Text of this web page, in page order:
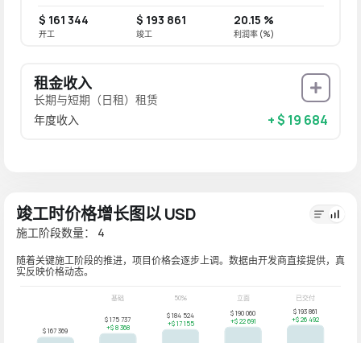
$ 161 344
开工
$ 193 861
竣工
20.15 %
利润率 (%)
租金收入
长期与短期（日租）租赁
年度收入
+ $ 19 684
竣工时价格增长图以 USD
施工阶段数量： 4
随着关键施工阶段的推进，项目价格会逐步上调。数据由开发商直接提供，真
实反映价格动态。